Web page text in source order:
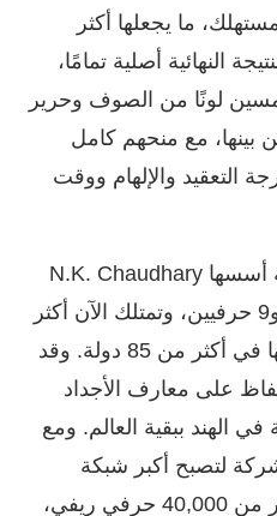
ما يجعلها أكثر
النهائية أصلية تمامًا،
لونًا من الصوف وحرير
من بينها، مع منحهم كامل
التعقيد والإلهام ووقت
أسسها N.K. Chaudhary
في عام 1978 بنولين فقط و9 حرفيين، وتمتلك الآن أكثر
من 7,000 نول وتبيع منتجاتها في أكثر من 85 دولة. وقد
على معارف الأجداد
الهند ببقية العالم. ومع
لتصبح أكبر شبكة
للحرفيين في الهند تضم أكثر من 40,000 حرفي ريفي،